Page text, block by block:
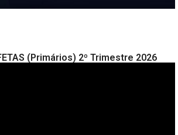
(Primários) 2º Trimestre 2026